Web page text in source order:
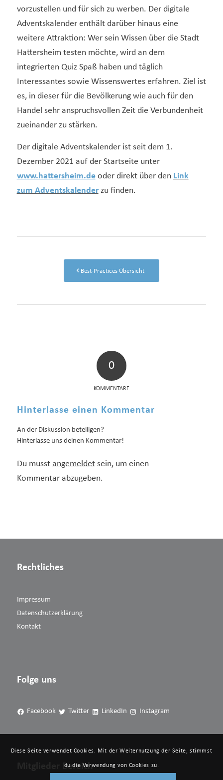
vorzustellen und für sich zu werben. Der digitale
Adventskalender enthält darüber hinaus eine
weitere Attraktion: Wer sein Wissen über die Stadt
Hattersheim testen möchte, wird an dem
integrierten Quiz Spaß haben und täglich
Interessantes sowie Wissenswertes erfahren. Ziel ist
es, in dieser für die Bevölkerung wie auch für den
Handel sehr anspruchsvollen Zeit die Verbundenheit
zueinander zu stärken.
Der digitale Adventskalender ist seit dem 1.
Dezember 2021 auf der Startseite unter
www.hattersheim.deoder direkt über den Link
zum Adventskalenderzu finden.
Best-Practices Übersicht
0
KOMMENTARE
Hinterlasse einen Kommentar
An der Diskussion beteiligen?
Hinterlasse uns deinen Kommentar!
Du musst angemeldetsein, um einen
Kommentar abzugeben.
Rechtliches
Impressum
Datenschutzerklärung
Kontakt
Folge uns
Facebook Twitter LinkedIn Instagram
Mitglieder Bereich
Diese Seite verwendet Cookies. Mit der Weiternutzung der Seite, stimmst
du die Verwendung von Cookies zu.